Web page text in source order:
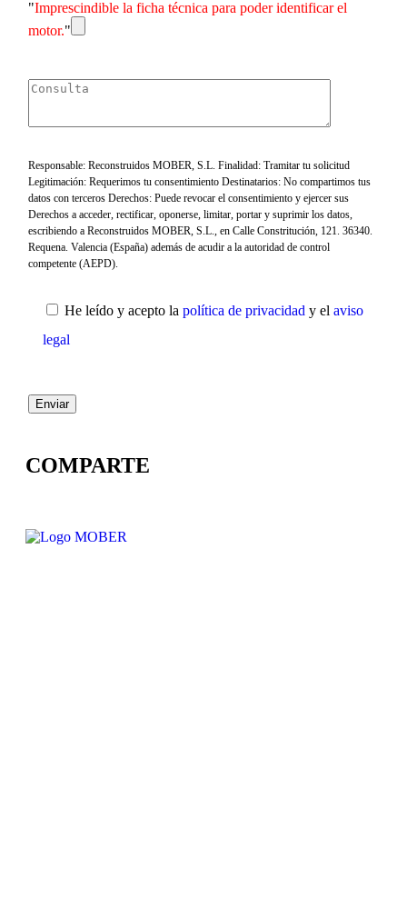
"Imprescindible la ficha técnica para poder identificar el
motor."
Responsable: Reconstruidos MOBER, S.L. Finalidad: Tramitar tu solicitud
Legitimación: Requerimos tu consentimiento Destinatarios: No compartimos tus
datos con terceros Derechos: Puede revocar el consentimiento y ejercer sus
Derechos a acceder, rectificar, oponerse, limitar, portar y suprimir los datos,
escribiendo a Reconstruidos MOBER, S.L., en Calle Constritución, 121. 36340.
Requena. Valencia (España) además de acudir a la autoridad de control
competente (AEPD).
He leído y acepto la política de privacidad y el aviso
legal
COMPARTE